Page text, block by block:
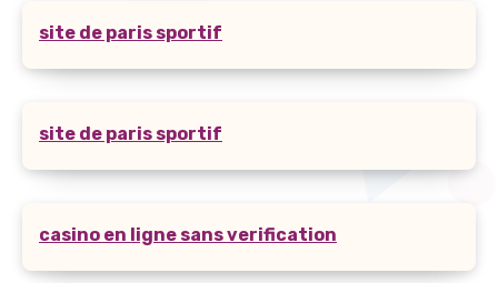
site de paris sportif
site de paris sportif
casino en ligne sans verification